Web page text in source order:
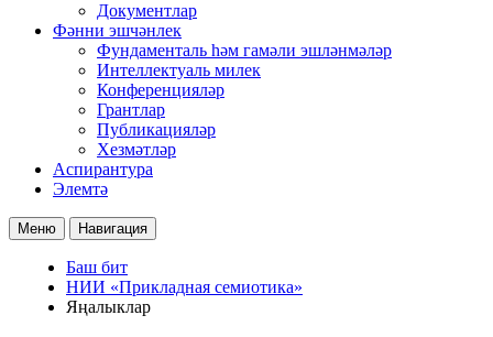
Документлар
Фәнни эшчәнлек
Фундаменталь һәм гамәли эшләнмәләр
Интеллектуаль милек
Конференцияләр
Грантлар
Публикацияләр
Хезмәтләр
Аспирантура
Элемтә
Меню Навигация
Баш бит
НИИ «Прикладная семиотика»
Яңалыклар